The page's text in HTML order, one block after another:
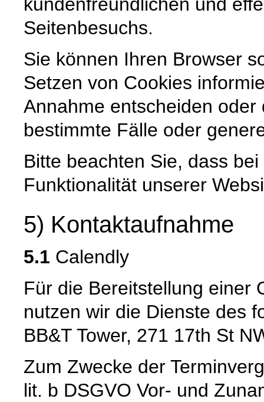
Seitenbesuchs.
Sie können Ihren Browser
Setzen von Cookies
Annahme entscheiden
bestimmte Fälle oder
Bitte beachten Sie, dass
Funktionalität unserer
5) Kontaktaufnahme
5.1 Calendly
Für die Bereitstellung einer
nutzen wir die Dienste des
BB&T Tower, 271 17th St
Zum Zwecke der
lit. b DSGVO Vor- und